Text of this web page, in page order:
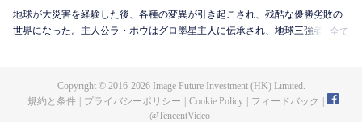
地球が大災害を経験した後、各種の変異が引き起こされ、残酷な優勝劣敗の
世界になった。主人公ラ・ホウはグロ墨星主人に伝承され、地球三強者の一
全て
Copyright © 2016-2026Image Future Investment (HK) Limited.
規約と条件
プライバシーポリシー Cookie Policy フィードバック
@TencentVideo